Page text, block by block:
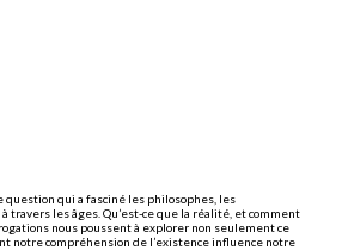
question qui a fasciné les philosophes, les
travers les âges. Qu’est-ce que la réalité, et comment
nous poussent à explorer non seulement ce
notre compréhension de l’existence influence notre